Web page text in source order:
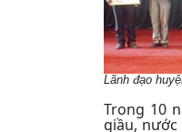
Lãnh đạo
Trong 10
giầu,